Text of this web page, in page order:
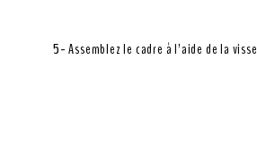
5-Assemblez le cadre à l’aide de la